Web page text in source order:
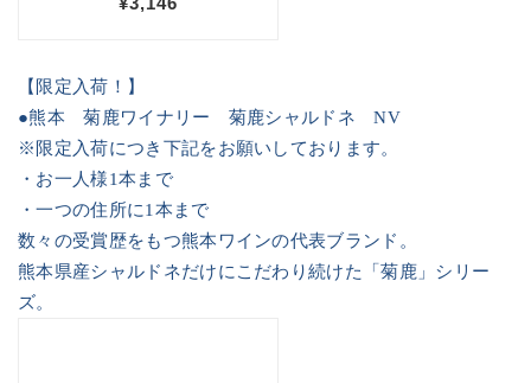
【限定入荷！】
●熊本 菊鹿ワイナリー 菊鹿シャルドネNV
※限定入荷につき下記をお願いしております。
・お一人様1本まで
・一つの住所に1 本まで
数々の受賞歴をもつ熊本ワインの代表ブランド。
熊本県産シャルドネだけにこだわり続けた「菊鹿」シリー
ズ。